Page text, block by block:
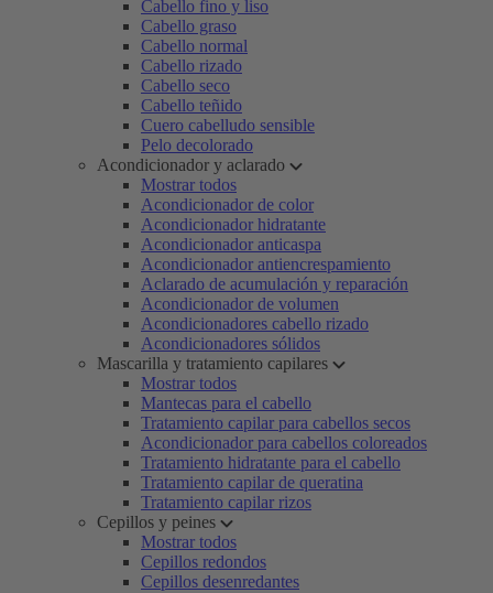
Cabello fino y liso
Cabello graso
Cabello normal
Cabello rizado
Cabello seco
Cabello teñido
Cuero cabelludo sensible
Pelo decolorado
Acondicionador y aclarado
Mostrar todos
Acondicionador de color
Acondicionador hidratante
Acondicionador anticaspa
Acondicionador antiencrespamiento
Aclarado de acumulación y reparación
Acondicionador de volumen
Acondicionadores cabello rizado
Acondicionadores sólidos
Mascarilla y tratamiento capilares
Mostrar todos
Mantecas para el cabello
Tratamiento capilar para cabellos secos
Acondicionador para cabellos coloreados
Tratamiento hidratante para el cabello
Tratamiento capilar de queratina
Tratamiento capilar rizos
Cepillos y peines
Mostrar todos
Cepillos redondos
Cepillos desenredantes